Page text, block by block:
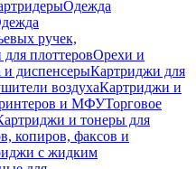
Одежда
ручек,
плоттеровОрехи и
и диспенсерыКартриджи для
воздухаКартриджи и
и МФУТорговое
и тонеры для
копиров, факсов и
с жидким